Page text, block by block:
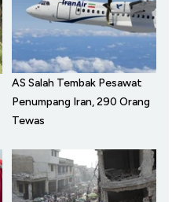
AS Salah Tembak Pesawat
Penumpang Iran, 290 Orang
Tewas